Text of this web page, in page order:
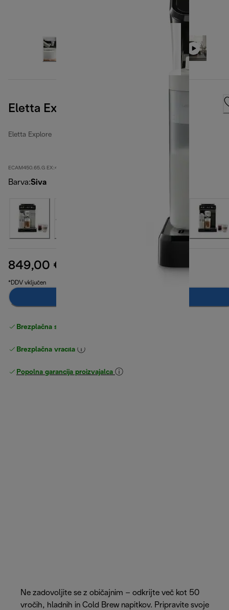
Eletta Explore, temno siva
Eletta Explore
ECAM450.65.G EX:4
Barva:Siva
849,00 € izvirna cena 999,00 €
*DDV vključen
Brezplačna standardna dostava
Brezplačna vračila
Popolna garancija proizvajalca
Ne zadovoljite se z običajnim – odkrijte več kot 50
vročih, hladnih in Cold Brew napitkov. Pripravite svoje